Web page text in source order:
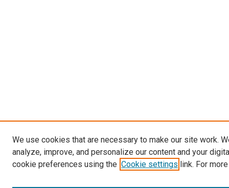
We use cookies that are necessary to make our site work.
analyze, improve, and personalize our content and your
cookie preferences using the Cookie settings link. For